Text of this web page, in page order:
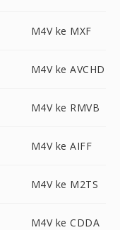
M4V ke MXF
M4V ke AVCHD
M4V ke RMVB
M4V ke AIFF
M4V ke M2TS
M4V ke CDDA